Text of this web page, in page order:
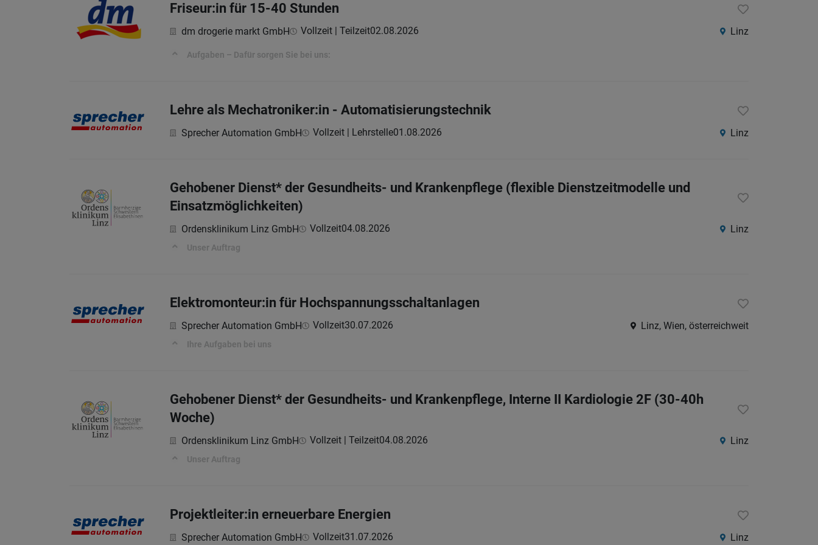
Friseur:in für 15-40 Stunden
dm drogerie markt GmbH Vollzeit | Teilzeit02.08.2026 Linz
Aufgaben – Dafür sorgen Sie bei uns:
Lehre als Mechatroniker:in - Automatisierungstechnik
Sprecher Automation GmbH Vollzeit | Lehrstelle01.08.2026 Linz
Gehobener Dienst* der Gesundheits- und Krankenpflege (flexible Dienstzeitmodelle und
Einsatzmöglichkeiten)
Ordensklinikum Linz GmbH Vollzeit04.08.2026 Linz
Unser Auftrag
Elektromonteur:in für Hochspannungsschaltanlagen
Sprecher Automation GmbH Vollzeit30.07.2026 Linz, Wien, österreichweit
Ihre Aufgaben bei uns
Gehobener Dienst* der Gesundheits- und Krankenpflege, Interne II Kardiologie 2F (30-40h
Woche)
Ordensklinikum Linz GmbH Vollzeit | Teilzeit04.08.2026 Linz
Unser Auftrag
Projektleiter:in erneuerbare Energien
Sprecher Automation GmbH Vollzeit31.07.2026 Linz